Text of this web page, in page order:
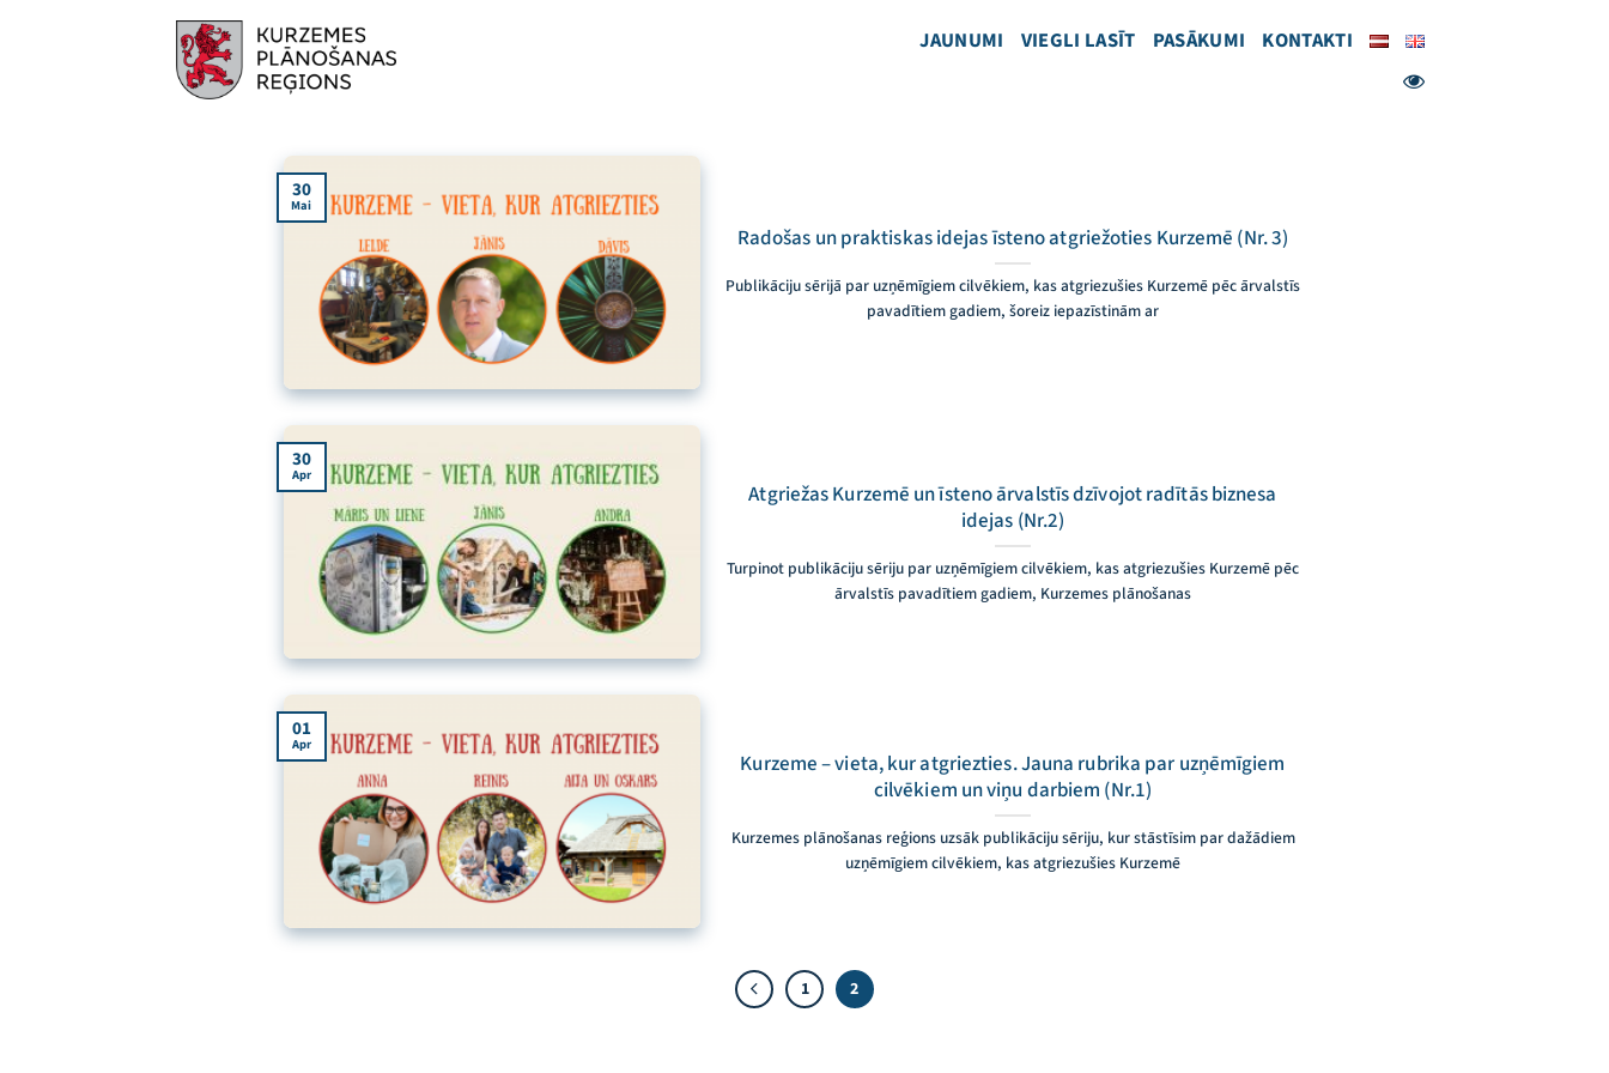
JAUNUMI VIEGLI LASĪT PASĀKUMI KONTAKTI
Radošas un praktiskas idejas īsteno atgriežoties Kurzemē (Nr. 3)
Publikāciju sērijā par uzņēmīgiem cilvēkiem, kas atgriezušies Kurzemē pēc ārvalstīs
pavadītiem gadiem, šoreiz iepazīstinām ar
30
Mai
Atgriežas Kurzemē un īsteno ārvalstīs dzīvojot radītās biznesa
idejas (Nr.2)
Turpinot publikāciju sēriju par uzņēmīgiem cilvēkiem, kas atgriezušies Kurzemē pēc
ārvalstīs pavadītiem gadiem, Kurzemes plānošanas
30
Apr
Kurzeme – vieta, kur atgriezties. Jauna rubrika par uzņēmīgiem
cilvēkiem un viņu darbiem (Nr.1)
Kurzemes plānošanas reģions uzsāk publikāciju sēriju, kur stāstīsim par dažādiem
uzņēmīgiem cilvēkiem, kas atgriezušies Kurzemē
01
Apr
1 2